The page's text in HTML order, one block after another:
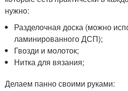
нужно:
Разделочная доска (можно
ламинированного ДСП);
Гвозди и молоток;
Нитка для вязания;
Делаем панно своими руками: